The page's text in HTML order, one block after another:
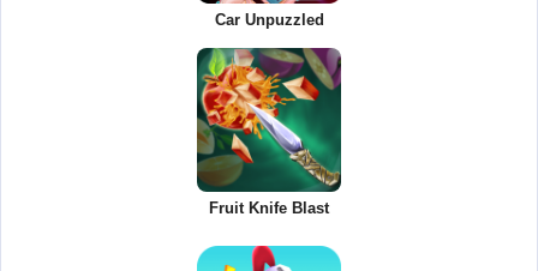
Car Unpuzzled
Fruit Knife Blast